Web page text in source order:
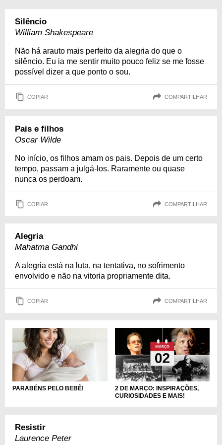
Silêncio
William Shakespeare
Não há arauto mais perfeito da alegria do que o
silêncio. Eu ia me sentir muito pouco feliz se me fosse
possível dizer a que ponto o sou.
COPIAR COMPARTILHAR
Pais e filhos
Oscar Wilde
No início, os filhos amam os pais. Depois de um certo
tempo, passam a julgá-los. Raramente ou quase
nunca os perdoam.
COPIAR COMPARTILHAR
Alegria
Mahatma Gandhi
A alegria está na luta, na tentativa, no sofrimento
envolvido e não na vitoria propriamente dita.
COPIAR COMPARTILHAR
PARABÉNS PELO BEBÊ!
2 DE MARÇO: INSPIRAÇÕES,
CURIOSIDADES E MAIS!
Resistir
Laurence Peter